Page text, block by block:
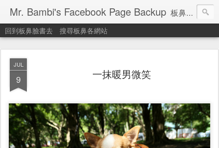
Mr. Bambi's Facebook Page Backup 板鼻臉書備份站
回到板鼻臉書去 搜尋板鼻各網站
JUL
9 一抹暖男微笑